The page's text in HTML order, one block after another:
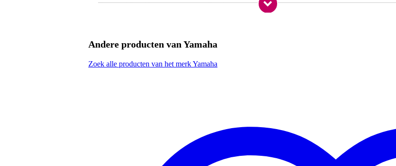
Duitse of Barokke boring
Barok
Andere producten van Yamaha
Zoek alle producten van het merk Yamaha